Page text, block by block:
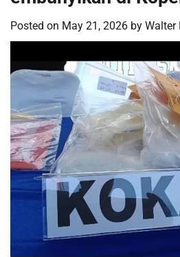
Posted on May 21, 2026 by Walter